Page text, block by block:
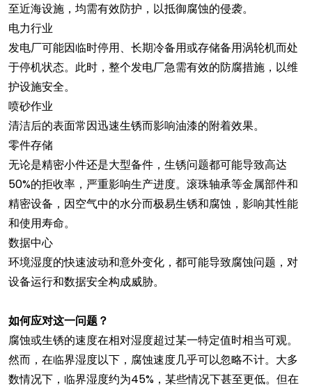
至近海设施，均需有效防护，以抵御腐蚀的侵袭。
电力行业
发电厂可能因临时停用、长期冷备用或存储备用涡轮机而处
于停机状态。此时，整个发电厂急需有效的防腐措施，以维
护设施安全。
喷砂作业
清洁后的表面常因迅速生锈而影响油漆的附着效果。
零件存储
无论是精密小件还是大型备件，生锈问题都可能导致高达
50%的拒收率，严重影响生产进度。滚珠轴承等金属部件和
精密设备，因空气中的水分而极易生锈和腐蚀，影响其性能
和使用寿命。
数据中心
环境湿度的快速波动和意外变化，都可能导致腐蚀问题，对
设备运行和数据安全构成威胁。
如何应对这一问题？
腐蚀或生锈的速度在相对湿度超过某一特定值时相当可观。
然而，在临界湿度以下，腐蚀速度几乎可以忽略不计。大多
数情况下，临界湿度约为45%，某些情况下甚至更低。但在